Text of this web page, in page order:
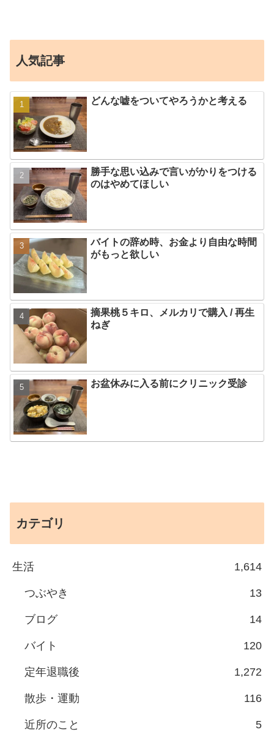
人気記事
どんな嘘をついてやろうかと考える
勝手な思い込みで言いがかりをつける
のはやめてほしい
バイトの辞め時、お金より自由な時間
がもっと欲しい
摘果桃５キロ、メルカリで購入 / 再生
ねぎ
お盆休みに入る前にクリニック受診
カテゴリ
生活 1,614
つぶやき 13
ブログ 14
バイト 120
定年退職後 1,272
散歩・運動 116
近所のこと 5